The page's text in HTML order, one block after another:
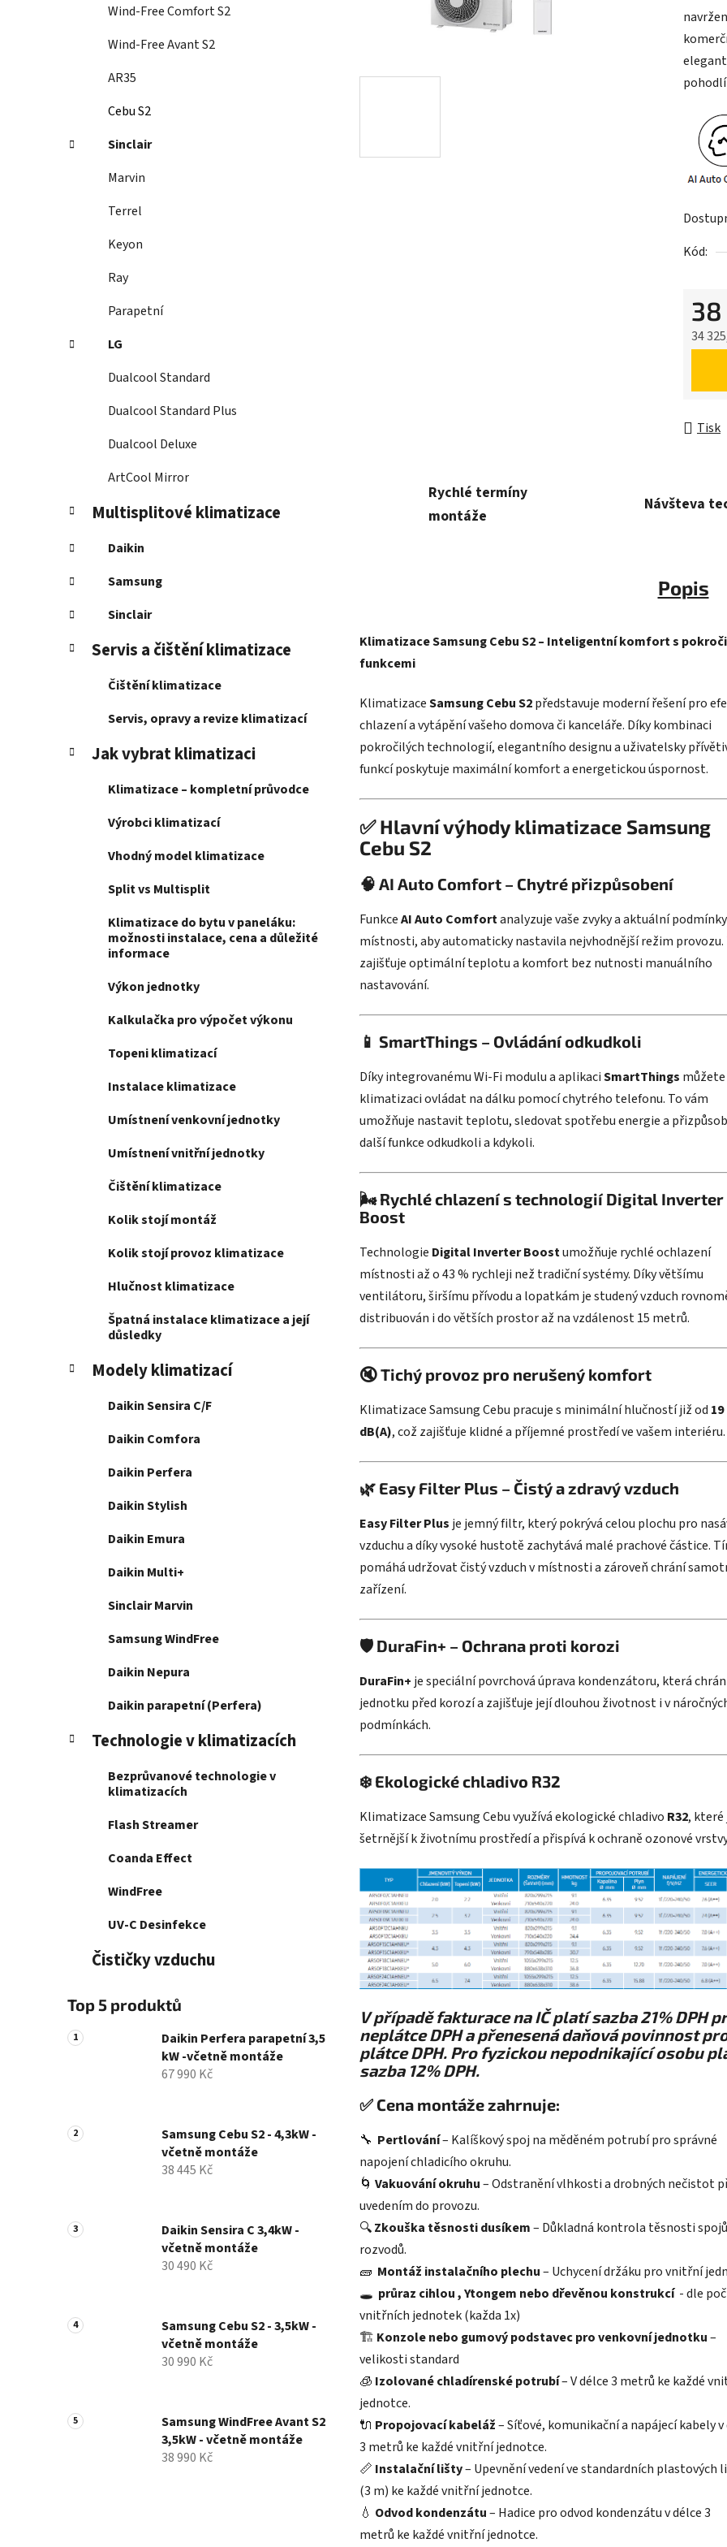
Wind-Free Comfort S2
Wind-Free Avant S2
AR35
Cebu S2
Sinclair
Marvin
Terrel
Keyon
Ray
Parapetní
LG
Dualcool Standard
Dualcool Standard Plus
Dualcool Deluxe
ArtCool Mirror
Multisplitové klimatizace
Daikin
Samsung
Sinclair
Servis a čištění klimatizace
Čištění klimatizace
Servis, opravy a revize klimatizací
Jak vybrat klimatizaci
Klimatizace – kompletní průvodce
Výrobci klimatizací
Vhodný model klimatizace
Split vs Multisplit
Klimatizace do bytu v paneláku:
možnosti instalace, cena a důležité
informace
Výkon jednotky
Kalkulačka pro výpočet výkonu
Topeni klimatizací
Instalace klimatizace
Umístnení venkovní jednotky
Umístnení vnitřní jednotky
Čištění klimatizace
Kolik stojí montáž
Kolik stojí provoz klimatizace
Hlučnost klimatizace
Špatná instalace klimatizace a její
důsledky
Modely klimatizací
Daikin Sensira C/F
Daikin Comfora
Daikin Perfera
Daikin Stylish
Daikin Emura
Daikin Multi+
Sinclair Marvin
Samsung WindFree
Daikin Nepura
Daikin parapetní (Perfera)
Technologie v klimatizacích
Bezprůvanové technologie v
klimatizacích
Flash Streamer
Coanda Effect
WindFree
UV-C Desinfekce
Čističky vzduchu
Top 5 produktů
Daikin Perfera parapetní 3,5
kW -včetně montáže
67 990 Kč
Samsung Cebu S2 - 4,3kW -
včetně montáže
38 445 Kč
Daikin Sensira C 3,4kW -
včetně montáže
30 490 Kč
Samsung Cebu S2 - 3,5kW -
včetně montáže
30 990 Kč
Samsung WindFree Avant S2
3,5kW - včetně montáže
38 990 Kč
Kód:
38
34
Tisk
Rychlé termíny
montáže
Návšteva
Popis
Klimatizace Samsung Cebu S2 – Inteligentní komfort s
funkcemi
KlimatizaceSamsung CebuS2představuje moderní řešení pro
chlazení a vytápění vašeho domova či kanceláře. Díky kombinaci
pokročilých technologií, elegantního designu a uživatelsky
funkcí poskytuje maximální komfort a energetickou úspornost.
✅Hlavní výhody klimatizace Samsung
Cebu S2
🧠 AI Auto Comfort – Chytré přizpůsobení
FunkceAI Auto Comfortanalyzuje vaše zvyky a aktuální
místnosti, aby automaticky nastavila nejvhodnější režim provozu.
zajišťuje optimální teplotu a komfort bez nutnosti manuálního
nastavování.
📱 SmartThings – Ovládání odkudkoli
Díky integrovanému Wi-Fi modulu a aplikaciSmartThings můžete
klimatizaci ovládat na dálku pomocí chytrého telefonu. To vám
umožňuje nastavit teplotu, sledovat spotřebu energie a
další funkce odkudkoli a kdykoli.
🌬️Rychlé chlazení s technologií Digital Inverter
Boost
Technologie Digital Inverter Boostumožňuje rychlé ochlazení
místnosti až o 43 % rychleji než tradiční systémy. Díky většímu
ventilátoru, širšímu přívodu a lopatkám je studený vzduch
distribuován i do větších prostor až na vzdálenost 15 metrů.
🔇Tichý provoz pro nerušený komfort
Klimatizace Samsung Cebu pracuje s minimální hlučností již od 19
dB(A), což zajišťuje klidné a příjemné prostředí ve vašem interiéru.
🌿 Easy Filter Plus – Čistý a zdravý vzduch
Easy Filter Plus je jemný filtr, který pokrývá celou plochu pro
vzduchu a díky vysoké hustotě zachytává malé prachové částice.
pomáhá udržovat čistý vzduch v místnosti a zároveň chrání
zařízení.
🛡️ DuraFin+ – Ochrana proti korozi
DuraFin+ je speciální povrchová úprava kondenzátoru, která
jednotku před korozí a zajišťuje její dlouhou životnost i v
podmínkách.
❄️ Ekologické chladivo R32
Klimatizace Samsung Cebu využívá ekologické chladivo R32, které
šetrnější k životnímu prostředí a přispívá k ochraně ozonové
V případě fakturace na IČ platí sazba 21% DPH
neplátce DPH a přenesená daňová povinnost
plátce DPH. Pro fyzickou nepodnikající osobu
sazba 12% DPH.
✅ Cena montáže zahrnuje:
🔧 Pertlování– Kalíškový spoj na měděném potrubí pro správné
napojení chladicího okruhu.
🌀 Vakuování okruhu– Odstranění vlhkosti a drobných nečistot
uvedením do provozu.
🔍Zkouška těsnosti dusíkem– Důkladná kontrola těsnosti
rozvodů.
🧱 Montáž instalačního plechu– Uchycení držáku pro vnitřní
🕳️ průraz cihlou , Ytongem nebo dřevěnou konstrukcí - dle
vnitřních jednotek (každa 1x)
🏗️ Konzole nebo gumový podstavec pro venkovní jednotku–
velikosti standard
🧊 Izolované chladírenské potrubí– V délce 3 metrů ke každé
jednotce.
🔌 Propojovací kabeláž– Síťové, komunikační a napájecí kabely v
3 metrů ke každé vnitřní jednotce.
📏 Instalační lišty– Upevnění vedení ve standardních plastových
(3 m) ke každé vnitřní jednotce.
💧 Odvod kondenzátu– Hadice pro odvod kondenzátu v délce 3
metrů ke každé vnitřní jednotce.